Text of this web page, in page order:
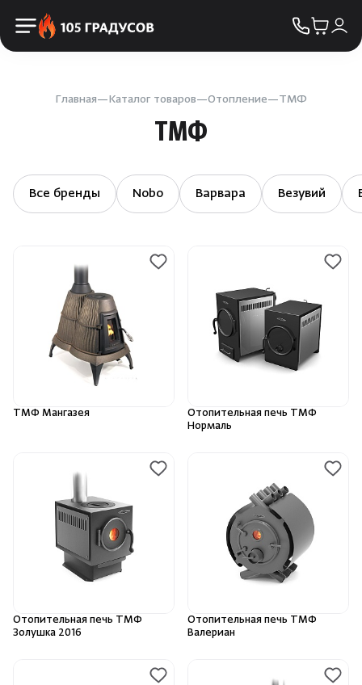
Освещение
Пиломатериалы
SPA-оборудование
Камни для печей
Аксессуары
Запчасти
Отопление
Главная Каталог товаров Отопление ТМФ
ТМФ
Все бренды Nobo Варвара Везувий
ТМФ Мангазея
Отопительная печь ТМФ
Нормаль
Отопительная печь ТМФ
Золушка 2016
Отопительная печь ТМФ
Валериан